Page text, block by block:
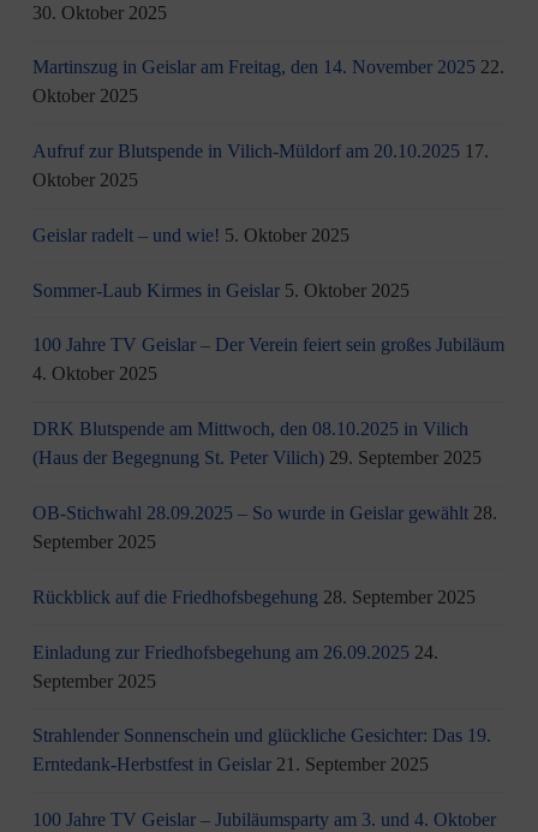
30. Oktober 2025
Martinszug in Geislar am Freitag, den 14. November 2025 22.
Oktober 2025
Aufruf zur Blutspende in Vilich-Müldorf am 20.10.2025 17.
Oktober 2025
Geislar radelt – und wie! 5. Oktober 2025
Sommer-Laub Kirmes in Geislar 5. Oktober 2025
100 Jahre TV Geislar – Der Verein feiert sein großes Jubiläum
4. Oktober 2025
DRK Blutspende am Mittwoch, den 08.10.2025 in Vilich
(Haus der Begegnung St. Peter Vilich) 29. September 2025
OB-Stichwahl 28.09.2025 – So wurde in Geislar gewählt 28.
September 2025
Rückblick auf die Friedhofsbegehung 28. September 2025
Einladung zur Friedhofsbegehung am 26.09.2025 24.
September 2025
Strahlender Sonnenschein und glückliche Gesichter: Das 19.
Erntedank-Herbstfest in Geislar 21. September 2025
100 Jahre TV Geislar – Jubiläumsparty am 3. und 4. Oktober